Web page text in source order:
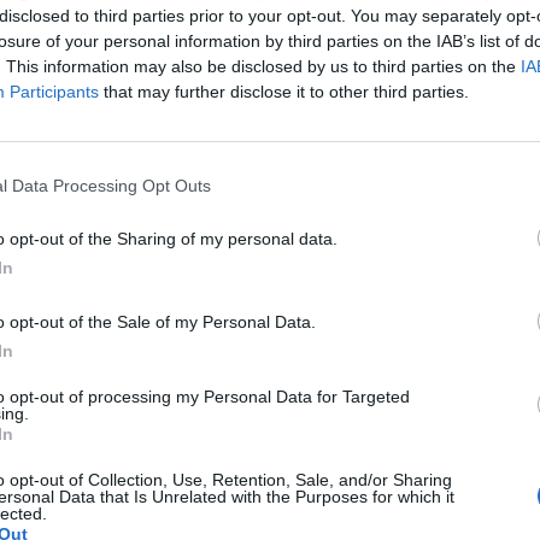
to third parties prior to your opt-out. You may separately
of your personal information by third parties on the IAB’s list of
This information may also be disclosed by us to third parties on the
Participants that may further disclose it to other third parties.
Data Processing Opt Outs
opt-out of the Sharing of my personal data.
opt-out of the Sale of my Personal Data.
opt-out of processing my Personal Data for Targeted
opt-out of Collection, Use, Retention, Sale, and/or Sharing
Data that Is Unrelated with the Purposes for which it
érintett terület
is fejlesztik
a pesti közösségi közlekedésben, jelentős
között. A 24-es villamos szintén a főváros
a Keleti pályaudvart köti össze az újjáéledő
található, valamint a Soroksári úti irodákkal és
fejlesztés